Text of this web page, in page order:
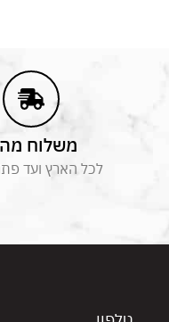
משלוח
לכל הארץ ועד